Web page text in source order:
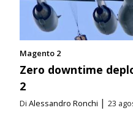
Magento 2
Zero downtime
2
Di Alessandro Ronchi | 23